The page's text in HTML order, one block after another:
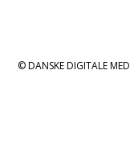
© DANSKE DIGITALE